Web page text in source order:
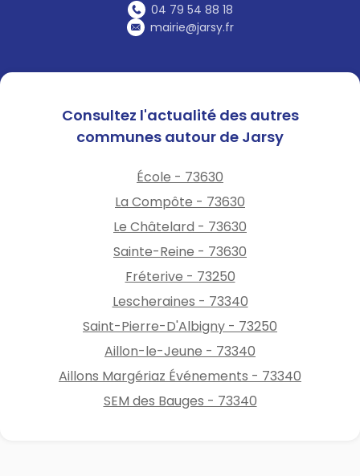
04 79 54 88 18
mairie@jarsy.fr
Consultez l'actualité des autres
communes autour de Jarsy
École - 73630
La Compôte - 73630
Le Châtelard - 73630
Sainte-Reine - 73630
Fréterive - 73250
Lescheraines - 73340
Saint-Pierre-D'Albigny - 73250
Aillon-le-Jeune - 73340
Aillons Margériaz Événements - 73340
SEM des Bauges - 73340